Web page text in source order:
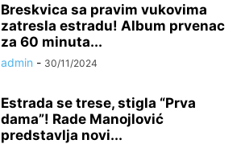
Breskvica sa pravim vukovima
zatresla estradu! Album prvenac
za 60 minuta...
admin - 30/11/2024
Estrada se trese, stigla “Prva
dama”! Rade Manojlović
predstavlja novi...